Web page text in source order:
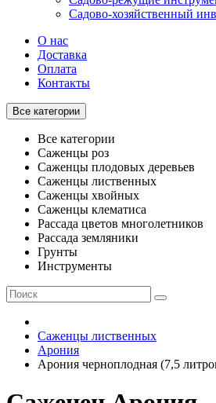
Садово-хозяйственный
О нас
Доставка
Оплата
Контакты
Все категории
Все категории
Саженцы роз
Саженцы плодовых деревьев
Саженцы лиственных
Саженцы хвойных
Саженцы клематиса
Рассада цветов многолетников
Рассада земляники
Грунты
Инструменты
Саженцы лиственных
Арония
Арония черноплодная (7,5